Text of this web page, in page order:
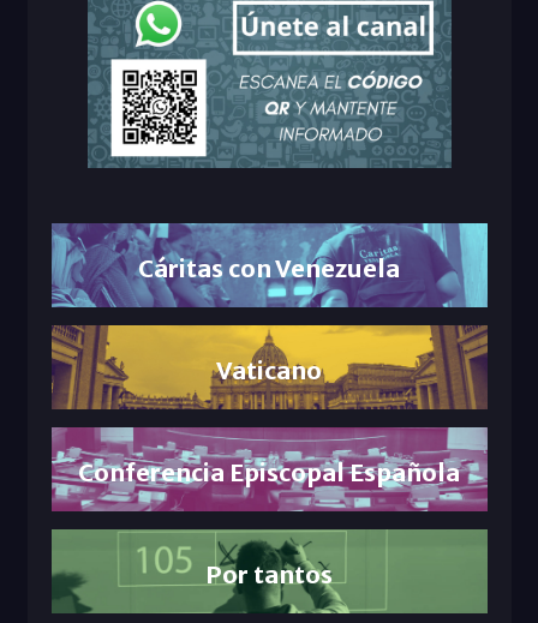
Cáritas con Venezuela
Vaticano
Conferencia Episcopal Española
Por tantos